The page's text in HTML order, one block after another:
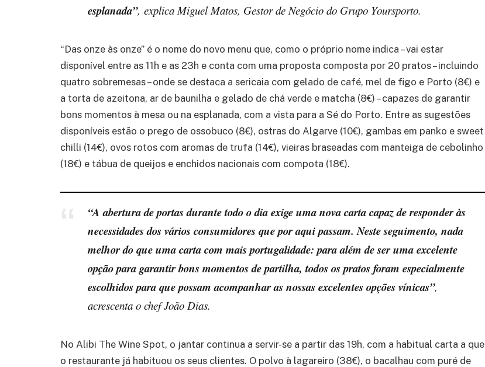
esplanada”, explica Miguel Matos, Gestor de Negócio do Grupo Yoursporto.
“Das onze às onze” é o nome do novo menu que, como o próprio nome indica – vai estar
disponível entre as 11h e as 23h e conta com uma proposta composta por 20 pratos – incluindo
quatro sobremesas – onde se destaca a sericaia com gelado de café, mel de figo e Porto (8€) e
a torta de azeitona, ar de baunilha e gelado de chá verde e matcha (8€) – capazes de garantir
bons momentos à mesa ou na esplanada, com a vista para a Sé do Porto. Entre as sugestões
disponíveis estão o prego de ossobuco (8€), ostras do Algarve (10€), gambas em panko e sweet
chilli (14€), ovos rotos com aromas de trufa (14€), vieiras braseadas com manteiga de cebolinho
(18€) e tábua de queijos e enchidos nacionais com compota (18€).
“A abertura de portas durante todo o dia exige uma nova carta capaz de responder às
necessidades dos vários consumidores que por aqui passam. Neste seguimento, nada
melhor do que uma carta com mais portugalidade: para além de ser uma excelente
opção para garantir bons momentos de partilha, todos os pratos foram especialmente
escolhidos para que possam acompanhar as nossas excelentes opções vínicas”,
acrescenta o chef João Dias.
No Alibi The Wine Spot, o jantar continua a servir-se a partir das 19h, com a habitual carta a que
o restaurante já habituou os seus clientes. O polvo à lagareiro (38€), o bacalhau com puré de